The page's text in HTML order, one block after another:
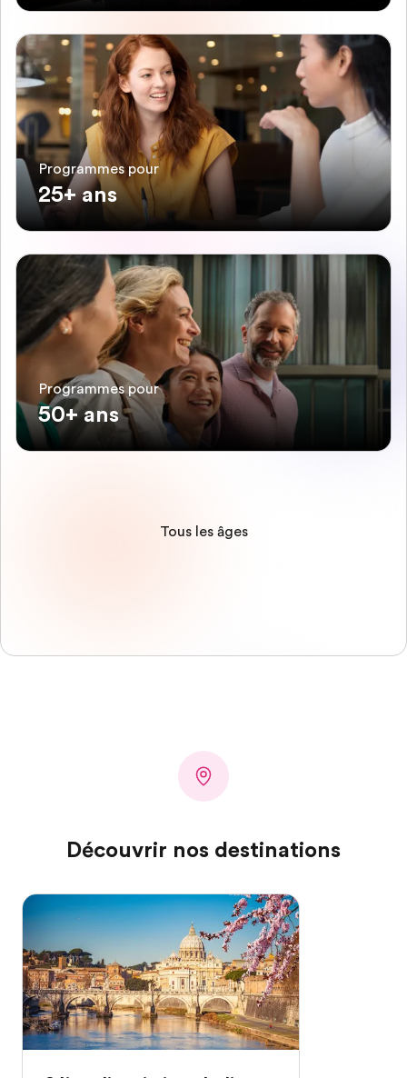
Programmes pour
25+ ans
Programmes pour
50+ ans
Tous les âges
Découvrir nos destinations